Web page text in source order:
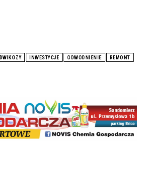
DWIKOZY INWESTYCJE ODWODNIENIE REMONT